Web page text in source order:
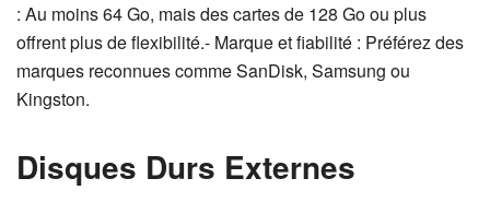
: Au moins 64 Go, mais des cartes de 128 Go ou plus
offrent plus de flexibilité.- Marque et fiabilité : Préférez des
marques reconnues comme SanDisk, Samsung ou
Kingston.
Disques Durs Externes